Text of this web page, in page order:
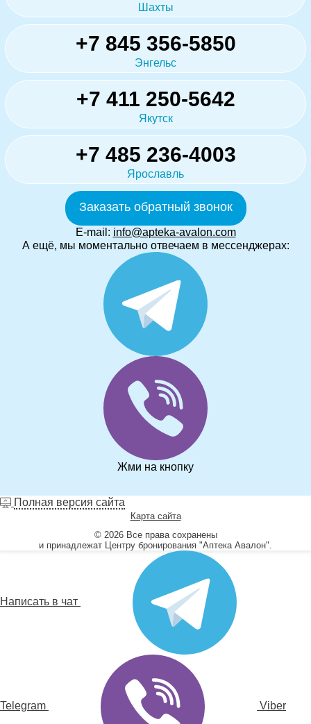
Шахты
+7 845 356-5850
Энгельс
+7 411 250-5642
Якутск
+7 485 236-4003
Ярославль
Заказать обратный звонок
E-mail: info@apteka-avalon.com
А ещё, мы моментально отвечаем в мессенджерах:
Жми на кнопку
Полная версия сайта
Карта сайта
© 2026 Все права сохранены
и принадлежат Центру бронирования "Аптека Авалон".
Написать в чат
Telegram Viber